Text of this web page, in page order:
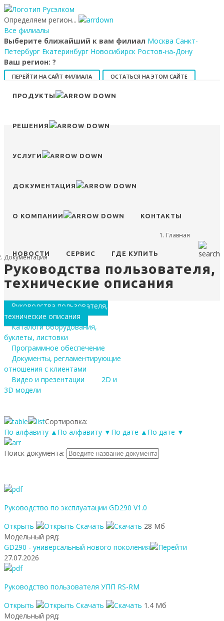
Определяем регион...
Все филиалы
Выберите ближайший к вам филиал Москва Санкт-
Петербург Екатеринбург Новосибирск Ростов-на-Дону
Ваш регион: ?
ПЕРЕЙТИ НА САЙТ ФИЛИАЛА ОСТАТЬСЯ НА ЭТОМ САЙТЕ
ПРОДУКТЫ
РЕШЕНИЯ
УСЛУГИ
ДОКУМЕНТАЦИЯ
О КОМПАНИИ КОНТАКТЫ
НОВОСТИ СЕРВИС ГДЕ КУПИТЬ
Главная
Документация
Руководства пользователя,
технические описания
Руководства пользователя,
технические описания
Каталоги оборудования,
буклеты, листовки
Программное обеспечение
Документы, регламентирующие
отношения с клиентами
Видео и презентации
2D и
3D модели
Сортировка:
По алфавиту ▲ По алфавиту ▼ По дате ▲ По дате ▼
Поиск документа:
Руководство по эксплуатации GD290 V1.0
Открыть
Скачать
28 Мб
Модельный ряд:
GD290 - универсальный нового поколения
27.07.2026
Руководство пользователя УПП RS-RM
Открыть
Скачать
1.4 Мб
Модельный ряд: